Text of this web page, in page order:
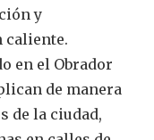
y
caliente.
en el Obrador
de manera
de la ciudad,